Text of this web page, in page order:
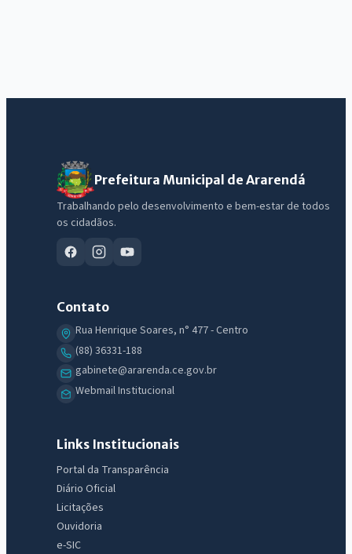
Prefeitura Municipal de Ararendá
Trabalhando pelo desenvolvimento e bem-estar de todos
os cidadãos.
Contato
Rua Henrique Soares, n° 477 - Centro
(88) 36331-188
gabinete@ararenda.ce.gov.br
Webmail Institucional
Links Institucionais
Portal da Transparência
Diário Oficial
Licitações
Ouvidoria
e-SIC